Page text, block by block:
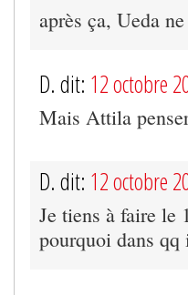
après ça, Ueda
D. dit: 12 octobre
Mais Attila
D. dit: 12 octobre
Je tiens à faire le
pourquoi dans qq